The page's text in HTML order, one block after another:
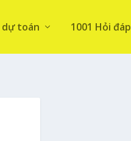
dự toán 1001 Hỏi đáp